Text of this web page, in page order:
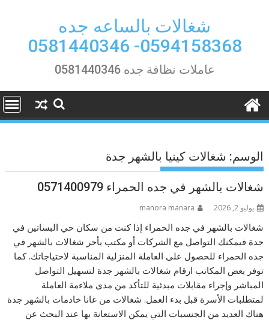
شغالات بالساعه جده
0594158368- 0581440346
عاملات نظافة جده 0581440346
الوسم: شغالات كينيا بالشهر جدة
شغالات بالشهر في جده الحمراء 0571400979
يوليو 2, 2026 manora manara
شغالات بالشهر في جده الحمراء إذا كنت من سكان حي البساتين في
جدة فيمكنك التواصل مع الشركات أو مكتب يأجر شغالات بالشهر في
جده الحمراء للحصول على العاملة المنزلية المناسبة لاحتياجاتك. كما
توفر بعض المكاتب ارقام شغالات بالشهر جدة لتسهيل التواصل
المباشر وإجراء مقابلات مبدئية للتأكد من مدى ملاءمة العاملة
لمتطلبات الأسرة قبل بدء العمل. شغالات من غانا خادمات بالشهر جدة
هناك العديد من الجنسيات التي يمكن الاستعانة بها عند البحث عن